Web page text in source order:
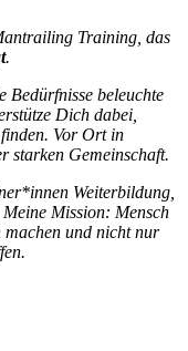
Training, das
.
Bedürfnisse beleuchte
Dich dabei,
Vor Ort in
starken Gemeinschaft.
Weiterbildung,
Mission: Mensch
und nicht nur